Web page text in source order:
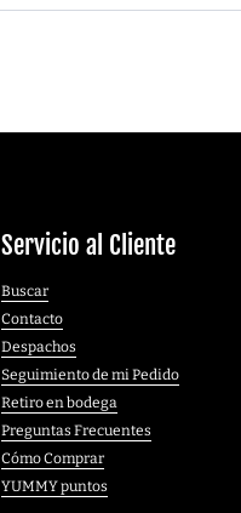
Servicio al Cliente
Buscar
Contacto
Despachos
Seguimiento de mi Pedido
Retiro en bodega
Preguntas Frecuentes
Cómo Comprar
YUMMY puntos